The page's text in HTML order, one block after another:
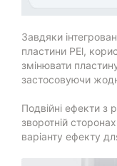
Завдяки
пластини PEl,
змінювати
застосовуючи
Подвійні ефекти з
зворотній
варіанту ефекту